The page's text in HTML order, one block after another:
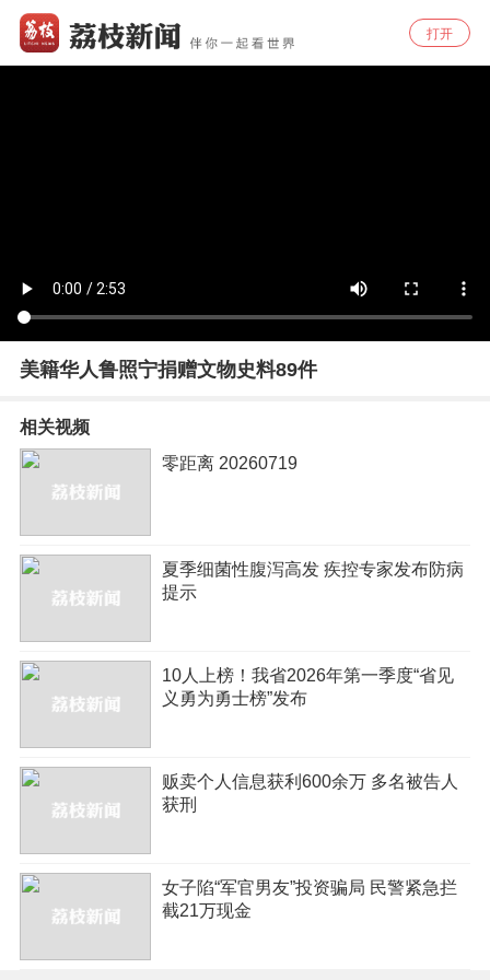
打开
美籍华人鲁照宁捐赠文物史料89件
相关视频
零距离 20260719
夏季细菌性腹泻高发 疾控专家发布防病
提示
10人上榜！我省2026年第一季度“省见
义勇为勇士榜”发布
贩卖个人信息获利600余万 多名被告人
获刑
女子陷“军官男友”投资骗局 民警紧急拦
截21万现金